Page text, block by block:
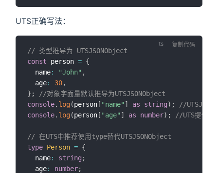
UTS正确写法：
// 类型推导为 UTSJSONObject
const person = {
  name
: "John" ,
  age
: 30,
} ;
//对象字面量默认推导为UTSJSONObject
console. log(person [ "name" ] as string) ;
//
console. log(person [ "age" ] as number) ; //UTS提供了
// 在UTS中推荐使用type替代UTSJSONObject
type Person = {
  name
: string ;
  age
: number;
复制代码